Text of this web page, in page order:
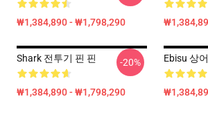
₩1,384,890 - ₩1,798,290
Shark 전투기 핀 핀
₩1,384,890 - ₩1,798,290
-20% Ebisu 상